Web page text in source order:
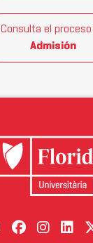
Consulta el proceso
Admisión